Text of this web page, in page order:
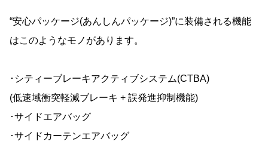
“安心パッケージ(あんしんパッケージ)”に装備される機能
はこのようなモノがあります。
･シティーブレーキアクティブシステム(CTBA)
(低速域衝突軽減ブレーキ + 誤発進抑制機能)
･サイドエアバッグ
･サイドカーテンエアバッグ